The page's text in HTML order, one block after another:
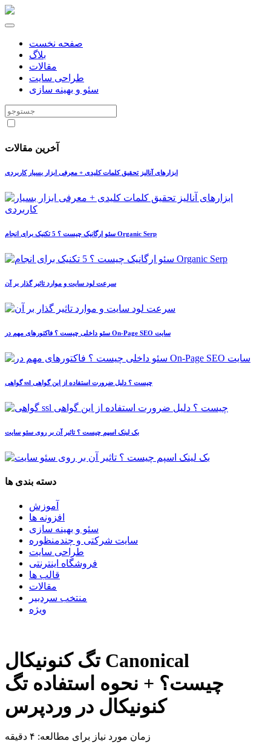
صفحه نخست
بلاگ
مقالات
طراحی سایت
سئو و بهینه سازی
آخرین مقالات
ابزارهای آنالیز تحقیق کلمات کلیدی + معرفی ابزار بسیار کاربردی
سئو ارگانیک چیست ؟ 5 تکنیک برای انجام Organic Serp
سرعت لود سایت و موارد تاثیر گذار بر آن
سئو داخلی چیست ؟ فاکتورهای مهم در On-Page SEO سایت
گواهی ssl چیست ؟ دلیل ضرورت استفاده از این گواهی
بک لینک اسپم چیست ؟ تاثیر آن بر روی سئو سایت
دسته بندی ها
آموزش
افزونه ها
سئو و بهینه سازی
سایت شرکتی و چندمنظوره
طراحی سایت
فروشگاه اینترنتی
قالب ها
مقالات
منتخب سردبیر
ویژه
تگ کنونیکال Canonical
چیست؟ + نحوه استفاده تگ
کنونیکال در وردپرس
زمان مورد نیاز برای مطالعه: ۴ دقیقه